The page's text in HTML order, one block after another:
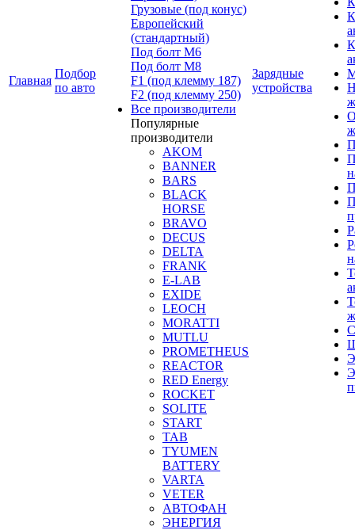
Главная
Подбор
по авто
Грузовые (под конус)
Европейский
(стандартный)
Под болт M6
Под болт М8
F1 (под клемму 187)
F2 (под клемму 250)
Все производители
Популярные
производители
AKOM
BANNER
BARS
BLACK
HORSE
BRAVO
DECUS
DELTA
FRANK
E-LAB
EXIDE
LEOCH
MORATTI
MUTLU
PROMETHEUS
REACTOR
RED Energy
ROCKET
SOLITE
START
TAB
TYUMEN
BATTERY
VARTA
VETER
АВТОФАН
ЭНЕРГИЯ
Зарядные
устройства